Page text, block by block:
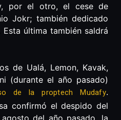
por el otro, el cese de
Jokr; también dedicado
última también saldrá
de Ualá, Lemon, Kavak,
(durante el año pasado)
de la proptech Mudafy.
confirmó el despido del